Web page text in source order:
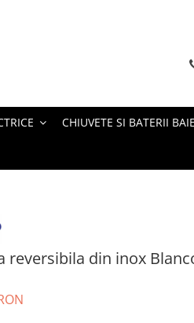
CHIUVETE SI BATERII BAIE
reversibila din inox